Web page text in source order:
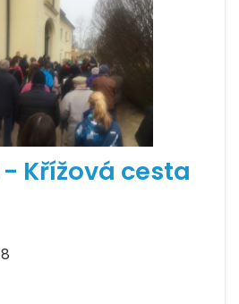
- Křížová cesta